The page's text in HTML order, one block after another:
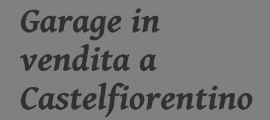
Garage in
vendita a
Castelfiorentino